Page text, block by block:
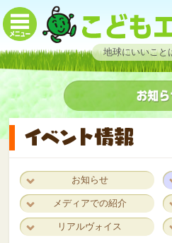
地球にいいこと
お知らせ
メディアでの紹介
リアルヴォイス